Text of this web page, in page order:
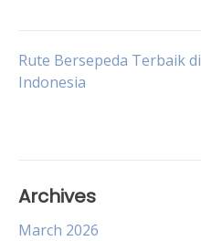
Post
Rute Bersepeda Terbaik di
Indonesia
Archives
March 2026